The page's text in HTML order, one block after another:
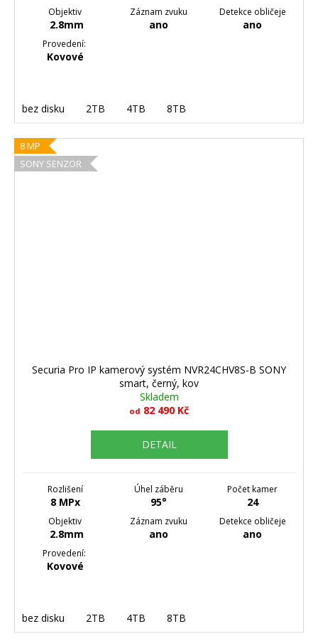
Objektiv
2.8mm
Záznam zvuku
ano
Detekce obličeje
ano
Provedení:
Kovové
bez disku 2TB 4TB 8TB
8 MP
SONY SENZOR
Securia Pro IP kamerový systém NVR24CHV8S-B SONY
smart, černý, kov
Skladem
od 82 490 Kč
DETAIL
Rozlišení
8 MPx
Úhel záběru
95°
Počet kamer
24
Objektiv
2.8mm
Záznam zvuku
ano
Detekce obličeje
ano
Provedení:
Kovové
bez disku 2TB 4TB 8TB